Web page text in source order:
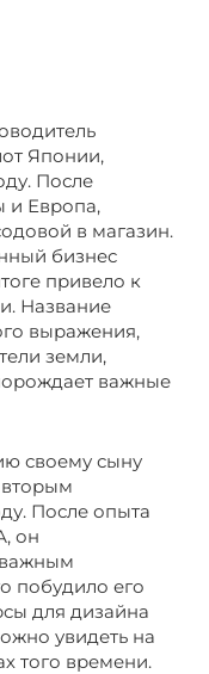
Японии,
После
и Европа,
в магазин.
бизнес
привело к
Название
выражения,
земли,
важные
своему сыну
После опыта
он
важным
побудило его
для дизайна
увидеть на
того времени.